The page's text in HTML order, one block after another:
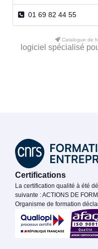
01 69 82 44 55
Catalogue de
logiciel spécialisé
Certifications
La certification qualité à été
suivante : ACTIONS DE
Organisme de formation